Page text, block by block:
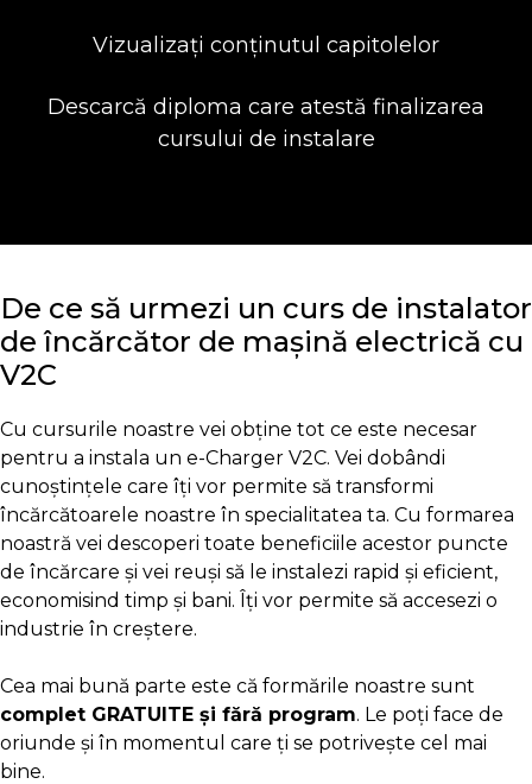
Vizualizați conținutul capitolelor
Descarcă diploma care atestă finalizarea
cursului de instalare
De ce să urmezi un curs de instalator
de încărcător de mașină electrică cu
V2C
Cu cursurile noastre vei obține tot ce este necesar
pentru a instala un e-Charger V2C. Vei dobândi
cunoștințele care îți vor permite să transformi
încărcătoarele noastre în specialitatea ta. Cu formarea
noastră vei descoperi toate beneficiile acestor puncte
de încărcare și vei reuși să le instalezi rapid și eficient,
economisind timp și bani. Îți vor permite să accesezi o
industrie în creștere.
Cea mai bună parte este că formările noastre sunt
complet GRATUITE și fără program. Le poți face de
oriunde și în momentul care ți se potrivește cel mai
bine.